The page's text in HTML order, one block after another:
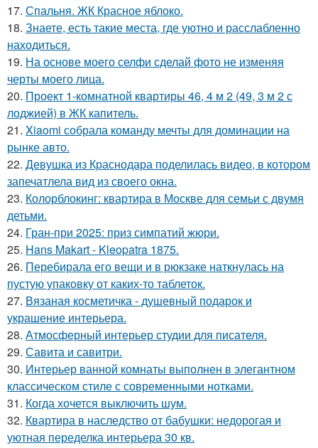
17. Спальня. ЖК Красное яблоко.
18. Знаете, есть такие места, где уютно и расслабленно
находиться.
19. На основе моего селфи сделай фото не изменяя
черты моего лица.
20. Проект 1-комнатной квартиры 46, 4 м 2 (49, 3 м 2 с
лоджией) в ЖК капитель.
21. Xiaomi собрала команду мечты для доминации на
рынке авто.
22. Девушка из Краснодара поделилась видео, в котором
запечатлела вид из своего окна.
23. Колорблокинг: квартира в Москве для семьи с двумя
детьми.
24. Гран-при 2025: приз симпатий жюри.
25. Hans Makart - Kleopatra 1875.
26. Перебирала его вещи и в рюкзаке наткнулась на
пустую упаковку от каких-то таблеток.
27. Вязаная косметичка - душевный подарок и
украшение интерьера.
28. Атмосферный интерьер студии для писателя.
29. Савита и савитри.
30. Интерьер ванной комнаты выполнен в элегантном
классическом стиле с современными нотками.
31. Когда хочется выключить шум.
32. Квартира в наследство от бабушки: недорогая и
уютная переделка интерьера 30 кв.